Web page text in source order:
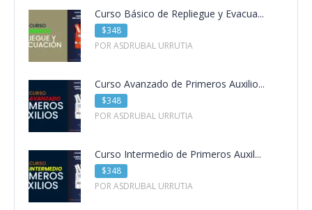
Curso Básico de Repliegue y Evacua...
$348
POR ASDRUBAL URRUTIA
Curso Avanzado de Primeros Auxilio...
$348
POR ASDRUBAL URRUTIA
Curso Intermedio de Primeros Auxil...
$348
POR ASDRUBAL URRUTIA